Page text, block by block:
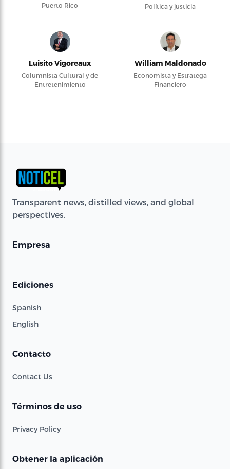
Puerto Rico
Política y justicia
Luisito Vigoreaux
Columnista Cultural y de
Entretenimiento
William Maldonado
Economista y Estratega
Financiero
Transparent news, distilled views, and global
perspectives.
Empresa
Ediciones
Spanish
English
Contacto
Contact Us
Términos de uso
Privacy Policy
Obtener la aplicación